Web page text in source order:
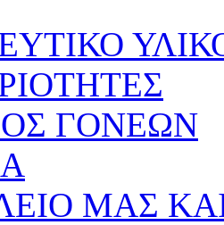
ΓΟΝΕΩΝ
ΜΑΣ